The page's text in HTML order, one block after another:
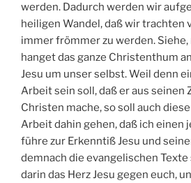
werden. Dadurch werden wir
heiligen Wandel, daß wir trachten
immer frömmer zu werden. Siehe,
hanget das ganze Christenthum
Jesu um unser selbst. Weil denn
Arbeit sein soll, daß er aus seinen
Christen mache, so soll auch
Arbeit dahin gehen, daß ich einen
führe zur Erkenntiß Jesu und
demnach die evangelischen Texte
darin das Herz Jesu gegen euch,